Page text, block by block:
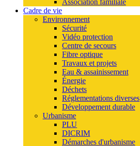
Association familiale
Cadre de vie
Environnement
Sécurité
Vidéo protection
Centre de secours
Fibre optique
Travaux et projets
Eau & assainissement
Énergie
Déchets
Réglementations diverses
Développement durable
Urbanisme
PLU
DICRIM
Démarches d'urbanisme